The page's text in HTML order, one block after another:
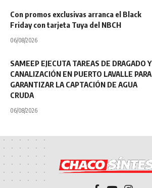
Con promos exclusivas arranca el Black
Friday con tarjeta Tuya del NBCH
06/08/2026
SAMEEP EJECUTA TAREAS DE DRAGADO Y
CANALIZACIÓN EN PUERTO LAVALLE PARA
GARANTIZAR LA CAPTACIÓN DE AGUA
CRUDA
06/08/2026